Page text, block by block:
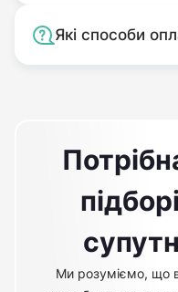
Які способи
Ми розуміємо, що